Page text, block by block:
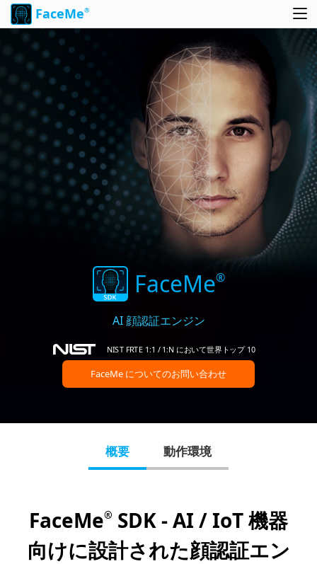
FaceMe®
FaceMe®
AI 顔認証エンジン
NIST FRTE 1:1 / 1:N において世界トップ 10
FaceMe についてのお問い合わせ
概要 動作環境
FaceMe® SDK - AI / IoT 機器
向けに設計された顔認証エン